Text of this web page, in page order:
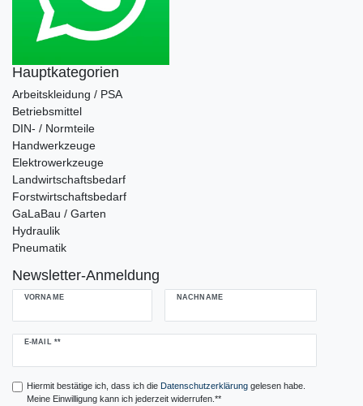
Hauptkategorien
Arbeitskleidung / PSA
Betriebsmittel
DIN- / Normteile
Handwerkzeuge
Elektrowerkzeuge
Landwirtschaftsbedarf
Forstwirtschaftsbedarf
GaLaBau / Garten
Hydraulik
Pneumatik
Newsletter-Anmeldung
VORNAME NACHNAME
E-MAIL **
Newsletter
Hiermit bestätige ich, dass ich die Daten­schutz­erklärunggelesen habe.
Meine Einwilligung kann ich jederzeit widerrufen.**